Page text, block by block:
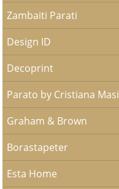
Zambaiti Parati
Design ID
Decoprint
Parato by Cristiana Masi
Graham & Brown
Borastapeter
Esta Home